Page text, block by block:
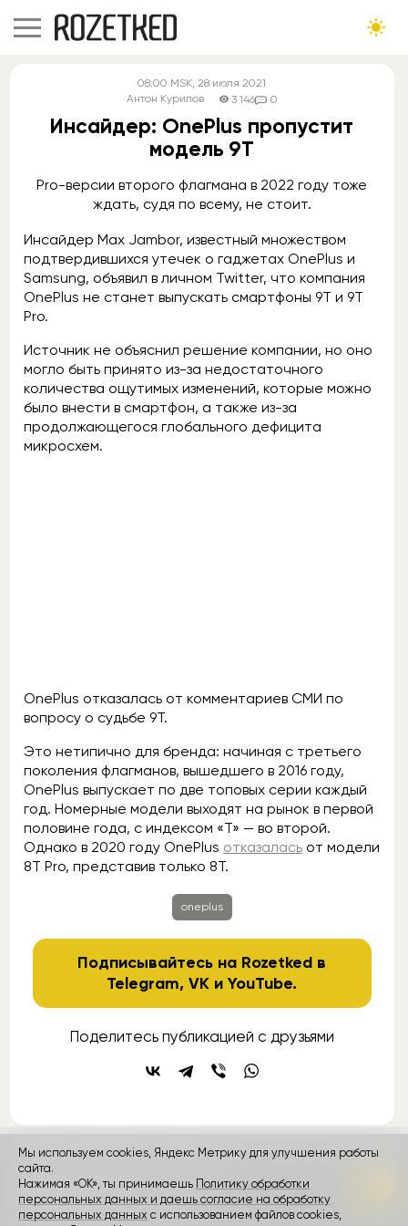
08:00 MSK, 28 июля 2021
Антон Курилов
3 146 0
Инсайдер: OnePlus пропустит
модель 9T
Pro-версии второго флагмана в 2022 году тоже
ждать, судя по всему, не стоит.
Инсайдер Max Jambor, известный множеством
подтвердившихся утечек о гаджетах OnePlus и
Samsung, объявил в личном Twitter, что компания
OnePlus не станет выпускать смартфоны 9T и 9T
Pro.
Источник не объяснил решение компании, но оно
могло быть принято из-за недостаточного
количества ощутимых изменений, которые можно
было внести в смартфон, а также из-за
продолжающегося глобального дефицита
микросхем.
OnePlus отказалась от комментариев СМИ по
вопросу о судьбе 9T.
Это нетипично для бренда: начиная с третьего
поколения флагманов, вышедшего в 2016 году,
OnePlus выпускает по две топовых серии каждый
год. Номерные модели выходят на рынок в первой
половине года, с индексом «T» — во второй.
Однако в 2020 году OnePlus отказалась от модели
8T Pro, представив только 8T.
oneplus
Подписывайтесь на Rozetked в
Telegram,VK иYouTube.
Поделитесь публикацией с друзьями
контакты
Rozetked © 2026
Пользовательское соглашение
Мы используем cookies, Яндекс Метрику для улучшения работы
сайта.
Нажимая «ОК», ты принимаешь Политику обработки
персональных данных и даешь согласие на обработку
персональных данных с использованием файлов cookies,